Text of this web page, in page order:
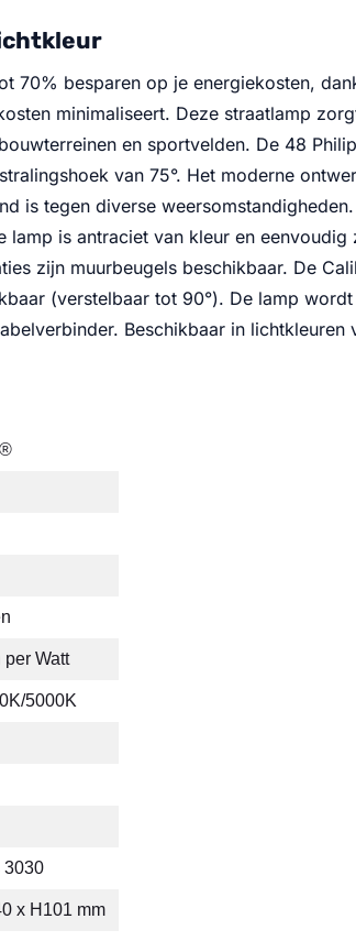
70% besparen op je energiekosten,
minimaliseert. Deze straatlamp
en sportvelden. De 48
van 75°. Het moderne
is tegen diverse
is antraciet van kleur en
zijn muurbeugels beschikbaar. De
(verstelbaar tot 90°). De lamp
Beschikbaar in
per Watt
5000K
3030
x H101 mm